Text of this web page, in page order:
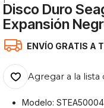
Disco Duro
Expansión
ENVÍO GRATIS A
Agregar a la lista
Modelo: